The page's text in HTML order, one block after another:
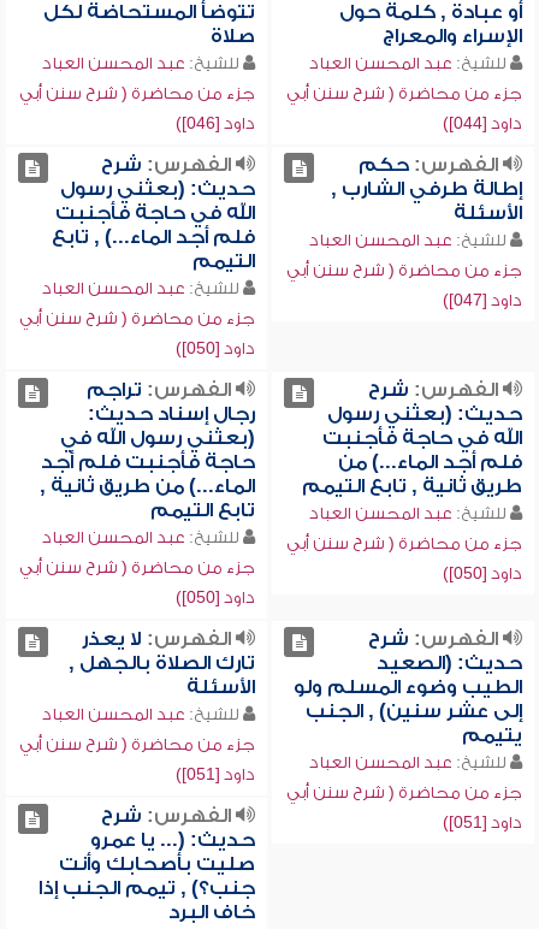
أو عبادة , كلمة حول
الإسراء والمعراج
للشيخ: عبد المحسن العباد
جزء من محاضرة ( شرح سنن أبي
داود [044])
تتوضأ المستحاضة لكل
صلاة
للشيخ: عبد المحسن العباد
جزء من محاضرة ( شرح سنن أبي
داود [046])
الفهرس:حكم
إطالة طرفي الشارب ,
الأسئلة
للشيخ: عبد المحسن العباد
جزء من محاضرة ( شرح سنن أبي
داود [047])
الفهرس: شرح
حديث: (بعثني رسول
الله في حاجة فأجنبت
فلم أجد الماء...) , تابع
التيمم
للشيخ: عبد المحسن العباد
جزء من محاضرة ( شرح سنن أبي
داود [050])
الفهرس: شرح
حديث: (بعثني رسول
الله في حاجة فأجنبت
فلم أجد الماء...) من
طريق ثانية , تابع التيمم
للشيخ: عبد المحسن العباد
جزء من محاضرة ( شرح سنن أبي
داود [050])
الفهرس: تراجم
رجال إسناد حديث:
(بعثني رسول الله في
حاجة فأجنبت فلم أجد
الماء...) من طريق ثانية ,
تابع التيمم
للشيخ: عبد المحسن العباد
جزء من محاضرة ( شرح سنن أبي
داود [050])
الفهرس: شرح
حديث: (الصعيد
الطيب وضوء المسلم ولو
إلى عشر سنين) , الجنب
يتيمم
للشيخ: عبد المحسن العباد
جزء من محاضرة ( شرح سنن أبي
داود [051])
الفهرس: لا يعذر
تارك الصلاة بالجهل ,
الأسئلة
للشيخ: عبد المحسن العباد
جزء من محاضرة ( شرح سنن أبي
داود [051])
الفهرس: شرح
حديث: (... يا عمرو
صليت بأصحابك وأنت
جنب؟) , تيمم الجنب إذا
خاف البرد